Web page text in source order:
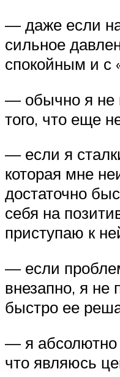
— даже если
сильное
спокойным и с
— обычно я не
того, что еще
— если я
которая мне
достаточно
себя на
приступаю к
— если
внезапно, я не
быстро ее
— я абсолютно
что являюсь